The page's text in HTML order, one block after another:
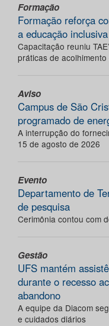
Formação
Formação reforça
a educação inclusiva
Capacitação reuniu
práticas de
Aviso
Campus de São
programado de
A interrupção do
15 de agosto de 2026
Evento
Departamento de
de pesquisa
Cerimônia contou com
Gestão
UFS mantém
durante o recesso
abandono
A equipe da Diacom
e cuidados diários